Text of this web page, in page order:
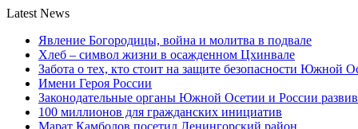
Latest News
Явление Богородицы, война и молитва в подвале
Хлеб – символ жизни в осажденном Цхинвале
Забота о тех, кто стоит на защите безопасности Южной
Имени Героя России
Законодательные органы Южной Осетии и России
100 миллионов для гражданских инициатив
Марат Камболов посетил Ленингорский район